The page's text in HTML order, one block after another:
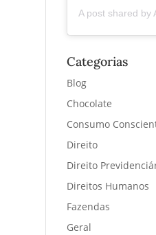
Categorias
Blog
Chocolate
Consumo
Direito
Direito
Direitos Humanos
Fazendas
Geral